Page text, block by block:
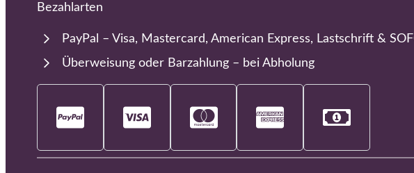
Bezahlarten
PayPal – Visa, Mastercard, American Express, Lastschrift &
Überweisung oder Barzahlung – bei Abholung